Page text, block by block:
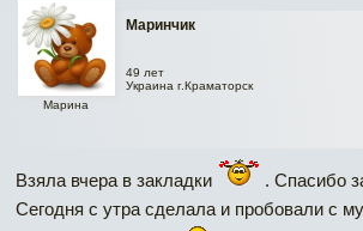
Maринчик
Марина
49 лет
Украина г.Краматорск
Взяла вчера в закладки
. Спасибо
Сегодня с утра сделала и пробовали с